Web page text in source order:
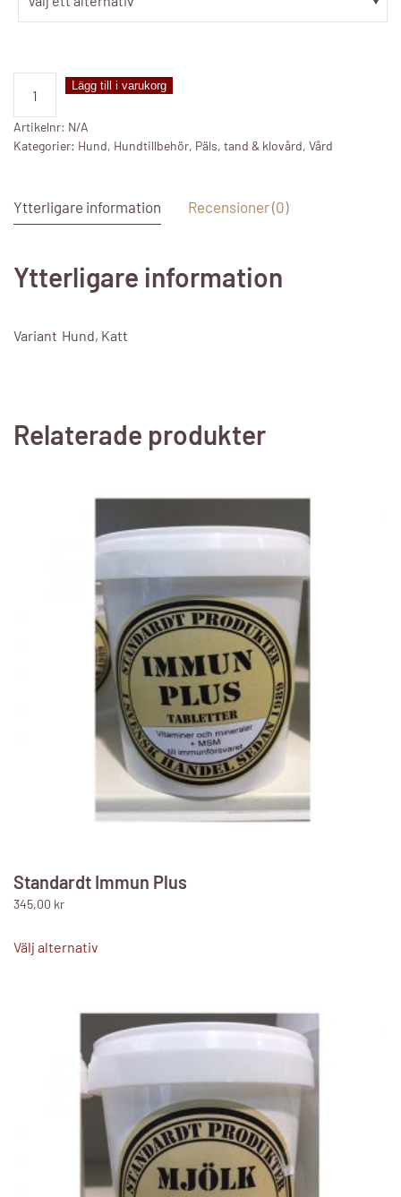
Tandkräm
Petosan
mängd
Lägg till i varukorg
Artikelnr: N/A
Kategorier: Hund, Hundtillbehör, Päls, tand & klovård, Vård
Ytterligare information Recensioner (0)
Ytterligare information
Variant Hund, Katt
Relaterade produkter
Standardt Immun Plus
345,00 kr
Välj alternativ
flera
varianter.
alternativen
kan
väljas
på
produktsidan